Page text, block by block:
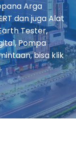
Arga
dan juga Alat
Tester,
Pompa
bisa klik